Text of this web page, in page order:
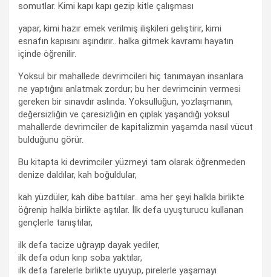
somutlar. Kimi kapı kapı gezip kitle çalışması
yapar, kimi hazır emek verilmiş ilişkileri geliştirir, kimi
esnafın kapısını aşındırır.. halka gitmek kavramı hayatın
içinde öğrenilir.
Yoksul bir mahallede devrimcileri hiç tanımayan insanlara
ne yaptığını anlatmak zordur; bu her devrimcinin vermesi
gereken bir sınavdır aslında. Yoksulluğun, yozlaşmanın,
değersizliğin ve çaresizliğin en çıplak yaşandığı yoksul
mahallerde devrimciler de kapitalizmin yaşamda nasıl vücut
bulduğunu görür.
Bu kitapta ki devrimciler yüzmeyi tam olarak öğrenmeden
denize daldılar, kah boğuldular,
kah yüzdüler, kah dibe battılar.. ama her şeyi halkla birlikte
öğrenip halkla birlikte aştılar. İlk defa uyuşturucu kullanan
gençlerle tanıştılar,
ilk defa tacize uğrayıp dayak yediler,
ilk defa odun kırıp soba yaktılar,
ilk defa farelerle birlikte uyuyup, pirelerle yaşamayı